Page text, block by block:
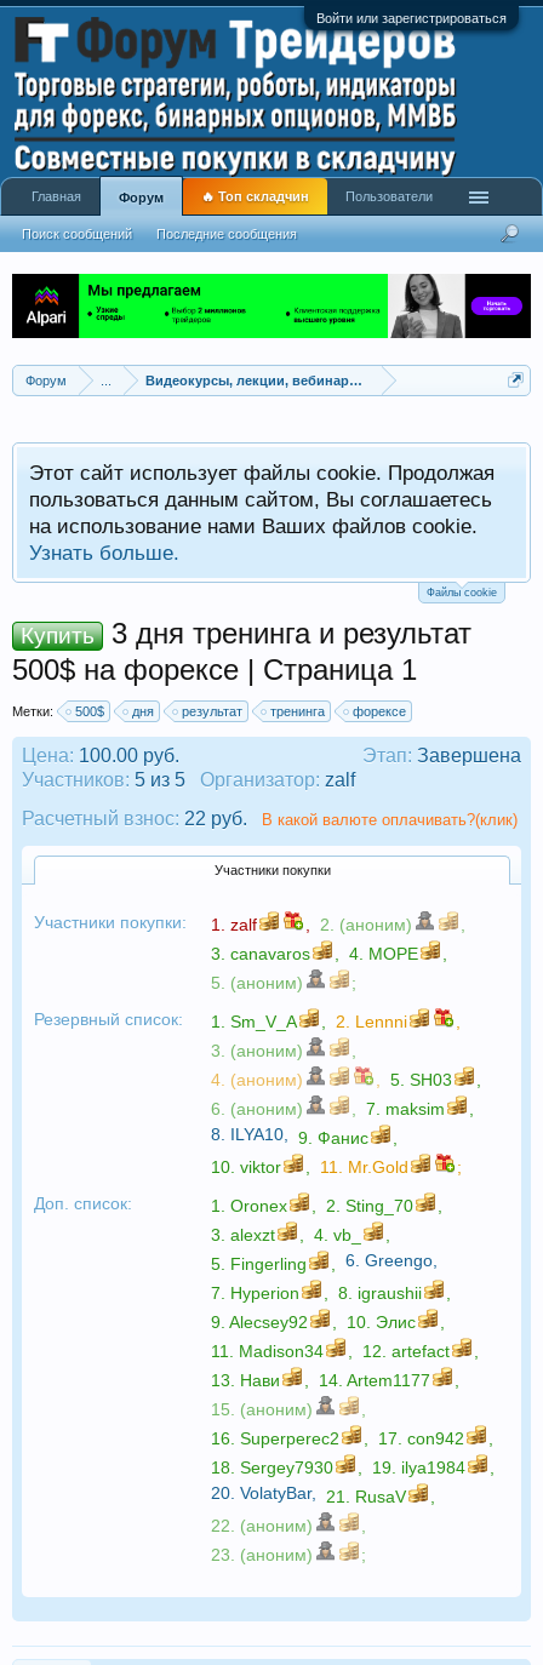
Войти или зарегистрироваться
Форум Видеокурсы, лекции, вебинары, учебный материал
Этот сайт использует файлы cookie. Продолжая
пользоваться данным сайтом, Вы соглашаетесь
на использование нами Ваших файлов cookie.
Узнать больше.
Файлы cookie
Купить
3 дня тренинга и результат
500$ на форексе | Страница 1
Метки: 500$ дня результат тренинга форексе
Этап: Завершена
Цена: 100.00 руб.
Участников: 5 из 5 Организатор: zalf
Расчетный взнос: 22 руб. В какой валюте оплачивать?(клик)
Участники покупки
Участники покупки: 1. zalf 2. (аноним)
3. canavaros 4. МОРЕ
5. (аноним)
;
Резервный список:
1. Sm_V_A 2. Lennni
3. (аноним)
4. (аноним)
5. SH03
6. (аноним)
7. maksim
8. ILYA10 9. Фанис
10. viktor 11. Mr.Gold
;
Доп. список:
1. Oronex 2. Sting_70
3. alexzt 4. vb_
5. Fingerling 6. Greengo
7. Hyperion 8. igraushii
9. Alecsey92 10. Элис
11. Madison34 12. artefact
13. Нави 14. Artem1177
15. (аноним)
16. Superperec2 17. con942
18. Sergey7930 19. ilya1984
20. VolatyBar, 21. RusaV
22. (аноним)
23. (аноним)
;
Главная Форум
Поиск сообщений Последние сообщения
🔥 Топ складчин Пользователи